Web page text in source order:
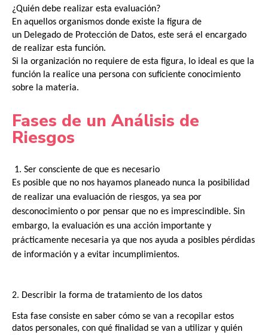
¿Quién debe realizar esta evaluación?
En aquellos organismos donde existe la figura de
un Delegado de Protección de Datos, este será el encargado
de realizar esta función.
Si la organización no requiere de esta figura, lo ideal es que la
función la realice una persona con suficiente conocimiento
sobre la materia.
Fases de un Análisis de
Riesgos
1. Ser consciente de que es necesario
Es posible que no nos hayamos planeado nunca la posibilidad
de realizar una evaluación de riesgos, ya sea por
desconocimiento o por pensar que no es imprescindible. Sin
embargo, la evaluación es una acción importante y
prácticamente necesaria ya que nos ayuda a posibles pérdidas
de información y a evitar incumplimientos.
2. Describir la forma de tratamiento de los datos
Esta fase consiste en saber cómo se van a recopilar estos
datos personales, con qué finalidad se van a utilizar y quién